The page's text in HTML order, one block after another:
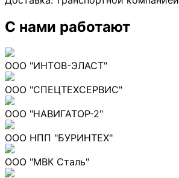
С нами работают
ООО "ИНТОВ-ЭЛАСТ"
ООО "СПЕЦТЕХСЕРВИС"
ООО "НАВИГАТОР-2"
ООО НПП "БУРИНТЕХ"
ООО "МВК Сталь"